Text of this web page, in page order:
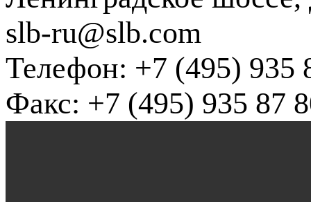
slb-ru@slb.com
Телефон: +7 (495) 935
Факс: +7 (495) 935 87